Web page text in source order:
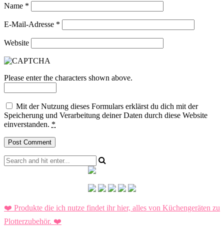
Name *
E-Mail-Adresse *
Website
Please enter the characters shown above.
Mit der Nutzung dieses Formulars erklärst du dich mit der
Speicherung und Verarbeitung deiner Daten durch diese Website
einverstanden. *
❤️ Produkte die ich nutze findet ihr hier, alles von Küchengeräten zu
Plotterzubehör. ❤️